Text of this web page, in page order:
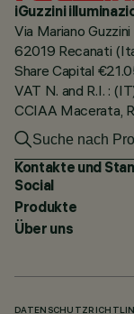
iGuzzini
Via Mariano
62019 Recanati
Share Capital
VAT N. and R.I. :
CCIAA Macerata,
Kontakte und
Social
Produkte
Über uns